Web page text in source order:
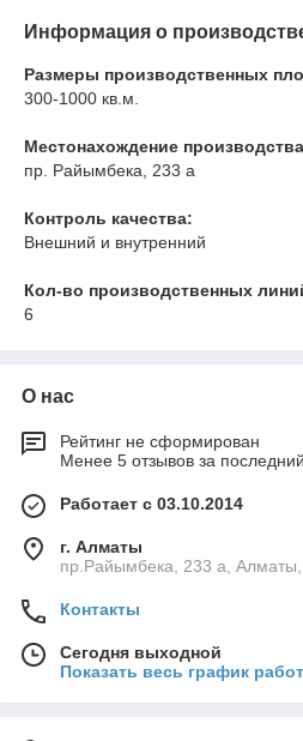
Информация о
Размеры производственных
300-1000 кв.м.
Местонахождение
пр. Райымбека, 233 а
Контроль качества:
Внешний и внутренний
Кол-во производственных
6
О нас
Рейтинг не сформирован
Менее 5 отзывов за
Работает с 03.10.2014
г. Алматы
пр.Райымбека, 233 а, Алматы,
Контакты
Сегодня выходной
Показать весь график